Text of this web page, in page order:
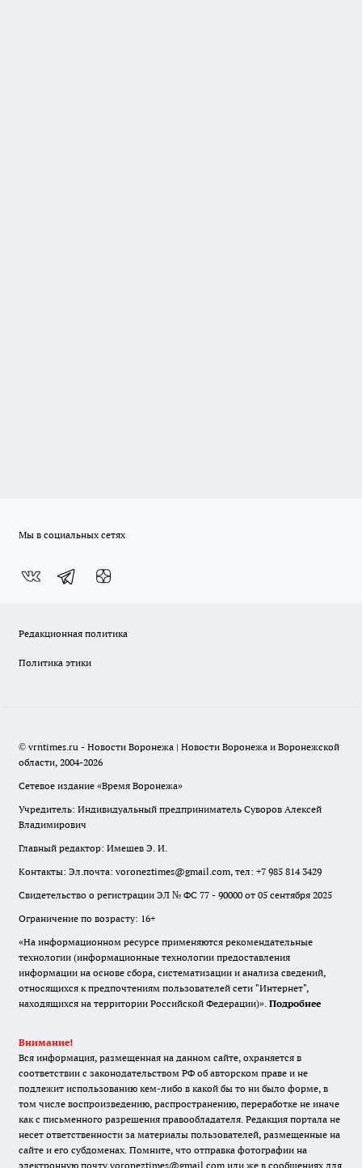
Мы в социальных сетях
Редакционная политика
Политика этики
© vrntimes.ru - Новости Воронежа | Новости Воронежа и Воронежской
области, 2004-2026
Сетевое издание «Время Воронежа»
Учредитель: Индивидуальный предприниматель Суворов Алексей
Владимирович
Главный редактор: Имешев Э. И.
Контакты: Эл.почта: voroneztimes@gmail.com, тел: +7 985 814 3429
Свидетельство о регистрации ЭЛ № ФС 77 - 90000 от 05 сентября 2025
Ограничение по возрасту: 16+
«На информационном ресурсе применяются рекомендательные
технологии (информационные технологии предоставления
информации на основе сбора, систематизации и анализа сведений,
относящихся к предпочтениям пользователей сети "Интернет",
находящихся на территории Российской Федерации)». Подробнее
Внимание!
Вся информация, размещенная на данном сайте, охраняется в
соответствии с законодательством РФ об авторском праве и не
подлежит использованию кем-либо в какой бы то ни было форме, в
том числе воспроизведению, распространению, переработке не иначе
как с письменного разрешения правообладателя. Редакция портала не
несет ответственности за материалы пользователей, размещенные на
сайте и его субдоменах. Помните, что отправка фотографии на
электронную почту voroneztimes@gmail.com или же в сообщениях для